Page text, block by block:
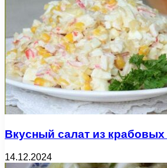
Вкусный салат из крабовых
14.12.2024